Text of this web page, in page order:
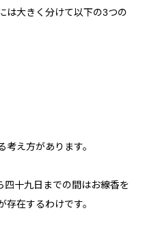
は大きく分けて以下の3つの
え方があります。
四十九日までの間はお線香を
在するわけです。